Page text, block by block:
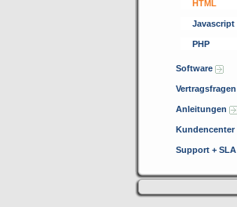
HTML
Javascript
PHP
Software
Vertragsfragen
Anleitungen
Kundencenter
Support + SLA